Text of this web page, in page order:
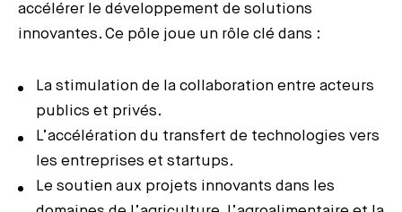
accélérer le développement de solutions
innovantes. Ce pôle joue un rôle clé dans :
La stimulation de la collaboration entre acteurs
publics et privés.
L’accélération du transfert de technologies vers
les entreprises et startups.
Le soutien aux projets innovants dans les